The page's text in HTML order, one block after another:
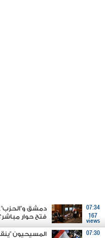
07:34
167
views
دمشق و"الحزب"…
فتح حوار
07:30
المسيحيون